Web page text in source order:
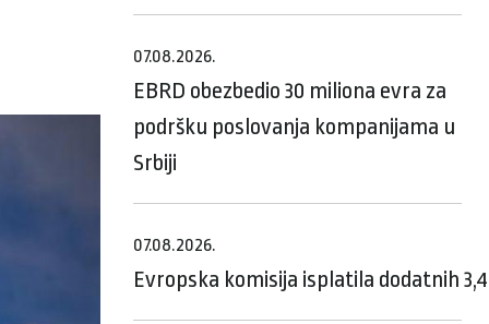
07.08.2026.
EBRD obezbedio 30 miliona evra za
podršku poslovanja kompanijama u
Srbiji
07.08.2026.
Evropska komisija isplatila dodatnih